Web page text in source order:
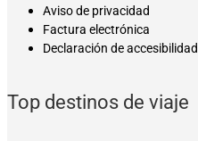
Aviso de privacidad
Factura electrónica
Declaración de accesibilidad
Top destinos de viaje